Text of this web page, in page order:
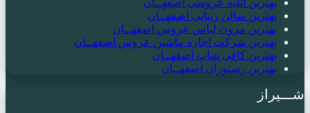
بهترین سالن زیبایی اصفهــان
بهترین مزون لباس عروس اصفهــان
بهترین شرکت اجاره ماشین عروس اصفهــان
بهترین کافی شاپ اصفهــان
بهترین رستوران اصفهــان
شـــیراز